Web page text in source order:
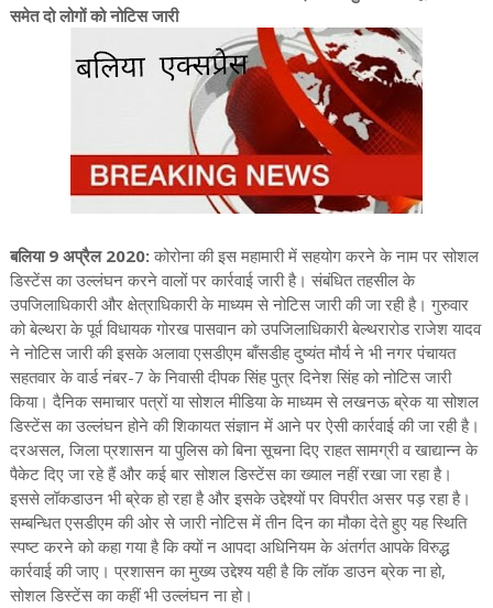
समेत दो लोगों को नोटिस जारी
बलिया 9 अप्रैल 2020: कोरोना की इस महामारी में सहयोग करने के नाम पर सोशल
डिस्टेंस का उल्लंघन करने वालों पर कार्रवाई जारी है। संबंधित तहसील के
उपजिलाधिकारी और क्षेत्राधिकारी के माध्यम से नोटिस जारी की जा रही है। गुरुवार
को बेल्थरा के पूर्व विधायक गोरख पासवान को उपजिलाधिकारी बेल्थरारोड राजेश यादव
ने नोटिस जारी की इसके अलावा एसडीएम बाँसडीह दुष्यंत मौर्य ने भी नगर पंचायत
सहतवार के वार्ड नंबर-7 के निवासी दीपक सिंह पुत्र दिनेश सिंह को नोटिस जारी
किया। दैनिक समाचार पत्रों या सोशल मीडिया के माध्यम से लखनऊ ब्रेक या सोशल
डिस्टेंस का उल्लंघन होने की शिकायत संज्ञान में आने पर ऐसी कार्रवाई की जा रही है।
दरअसल, जिला प्रशासन या पुलिस को बिना सूचना दिए राहत सामग्री व खाद्यान्न के
पैकेट दिए जा रहे हैं और कई बार सोशल डिस्टेंस का ख्याल नहीं रखा जा रहा है।
इससे लॉकडाउन भी ब्रेक हो रहा है और इसके उद्देश्यों पर विपरीत असर पड़ रहा है।
सम्बन्धित एसडीएम की ओर से जारी नोटिस में तीन दिन का मौका देते हुए यह स्थिति
स्पष्ट करने को कहा गया है कि क्यों न आपदा अधिनियम के अंतर्गत आपके विरुद्ध
कार्रवाई की जाए। प्रशासन का मुख्य उद्देश्य यही है कि लॉक डाउन ब्रेक ना हो,
सोशल डिस्टेंस का कहीं भी उल्लंघन ना हो।